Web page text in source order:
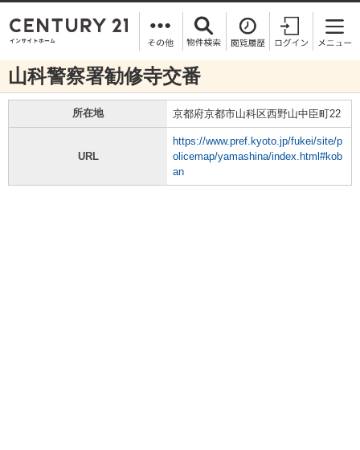
山科警察署勧修寺交番
所在地 京都府京都市山科区西野山中臣町22
URL
https://www.pref.kyoto.jp/fukei/site/p
olicemap/yamashina/index.html#kob
an